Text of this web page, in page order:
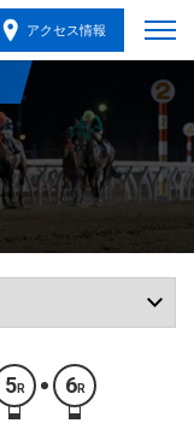
アクセス情報
5R 6R